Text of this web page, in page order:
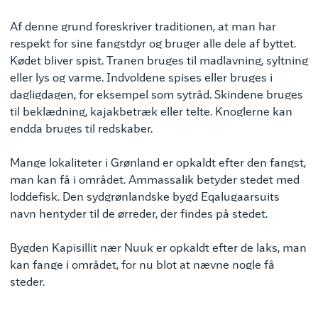
Af denne grund foreskriver traditionen, at man har
respekt for sine fangstdyr og bruger alle dele af byttet.
Kødet bliver spist. Tranen bruges til madlavning, syltning
eller lys og varme. Indvoldene spises eller bruges i
dagligdagen, for eksempel som sytråd. Skindene bruges
til beklædning, kajakbetræk eller telte. Knoglerne kan
endda bruges til redskaber.
Mange lokaliteter i Grønland er opkaldt efter den fangst,
man kan få i området. Ammassalik betyder stedet med
loddefisk. Den sydgrønlandske bygd Eqalugaarsuits
navn hentyder til de ørreder, der findes på stedet.
Bygden Kapisillit nær Nuuk er opkaldt efter de laks, man
kan fange i området, for nu blot at nævne nogle få
steder.